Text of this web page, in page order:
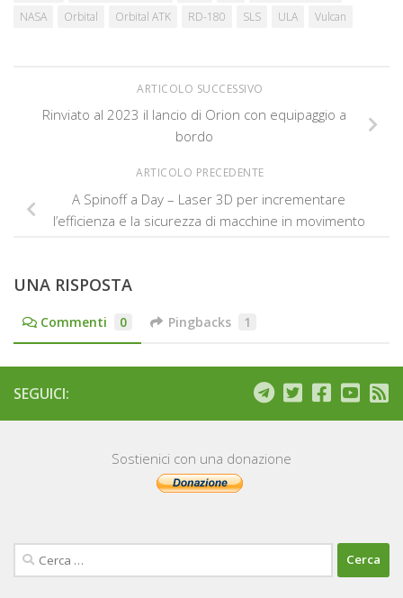
NASA
Orbital Orbital ATK RD-180 SLS ULA Vulcan
ARTICOLO SUCCESSIVO
Rinviato al 2023 il lancio di Orion con equipaggio a
bordo
ARTICOLO PRECEDENTE
A Spinoff a Day – Laser 3D per incrementare
l’efficienza e la sicurezza di macchine in movimento
UNA RISPOSTA
Commenti 0 Pingbacks 1
SEGUICI:
Sostienici con una donazione
Ricerca
per: